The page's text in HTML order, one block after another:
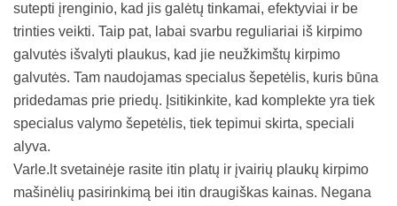
sutepti įrenginio, kad jis galėtų tinkamai, efektyviai ir be
trinties veikti. Taip pat, labai svarbu reguliariai iš kirpimo
galvutės išvalyti plaukus, kad jie neužkimštų kirpimo
galvutės. Tam naudojamas specialus šepetėlis, kuris būna
pridedamas prie priedų. Įsitikinkite, kad komplekte yra tiek
specialus valymo šepetėlis, tiek tepimui skirta, speciali
alyva.
Varle.lt svetainėje rasite itin platų ir įvairių plaukų kirpimo
mašinėlių pasirinkimą bei itin draugiškas kainas. Negana